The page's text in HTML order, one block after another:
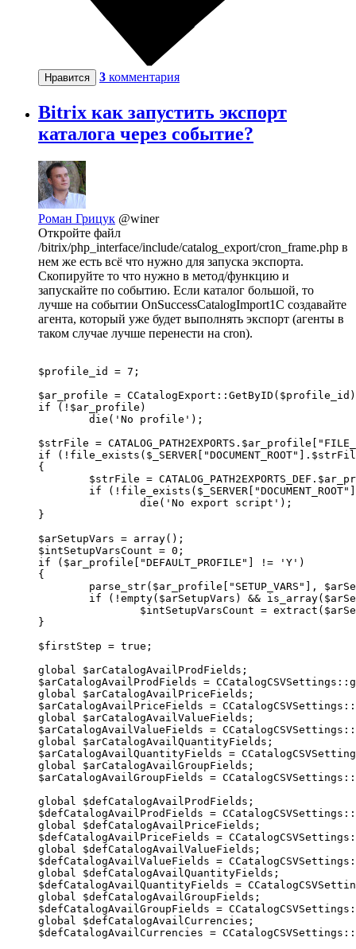
Нравится 3 комментария
Bitrix как запустить экспорт
каталога через событие?
Роман Грицук @winer
Откройте файл
/bitrix/php_interface/include/catalog_export/cron_frame.php в
нем же есть всё что нужно для запуска экспорта.
Скопируйте то что нужно в метод/функцию и
запускайте по событию. Если каталог большой, то
лучше на событии OnSuccessCatalogImport1C создавайте
агента, который уже будет выполнять экспорт (агенты в
таком случае лучше перенести на cron).
$profile_id = 7;
$ar_profile =
if (!$ar_profile)
$strFile =
if
{
}
$arSetupVars = array();
$intSetupVarsCount = 0;
if ($ar_profile["DEFAULT_PROFILE"] != 'Y')
{
}
$firstStep = true;
global $arCatalogAvailProdFields;
$arCatalogAvailProdFields =
global $arCatalogAvailPriceFields;
$arCatalogAvailPriceFields =
global $arCatalogAvailValueFields;
$arCatalogAvailValueFields =
global $arCatalogAvailQuantityFields;
$arCatalogAvailQuantityFields =
global $arCatalogAvailGroupFields;
$arCatalogAvailGroupFields =
global $defCatalogAvailProdFields;
$defCatalogAvailProdFields =
global $defCatalogAvailPriceFields;
$defCatalogAvailPriceFields =
global $defCatalogAvailValueFields;
$defCatalogAvailValueFields =
global $defCatalogAvailQuantityFields;
$defCatalogAvailQuantityFields =
global $defCatalogAvailGroupFields;
$defCatalogAvailGroupFields =
global $defCatalogAvailCurrencies;
$defCatalogAvailCurrencies =